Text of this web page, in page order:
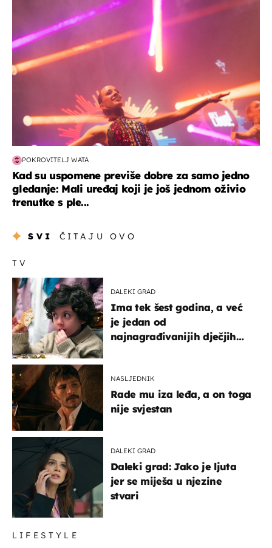
POKROVITELJ WATA
Kad su uspomene previše dobre za samo jedno
gledanje: Mali uređaj koji je još jednom oživio
trenutke s ple...
SVI ČITAJU OVO
TV
DALEKI GRAD
Ima tek šest godina, a već
je jedan od
najnagrađivanijih dječjih
NASLJEDNIK
Rade mu iza leđa, a on toga
nije svjestan
DALEKI GRAD
Daleki grad: Jako je ljuta
jer se miješa u njezine
stvari
LIFESTYLE